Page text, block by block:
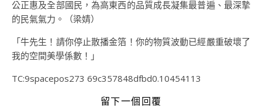
公正惠及全部國民，為高東西的品質成長凝集最普遍、最深摯
的民氣氣力。（梁婧）
「牛先生！請你停止散播金箔！你的物質波動已經嚴重破壞了
我的空間美學係數！」
TC:9spacepos273 69c357848dfbd0.10454113
留下一個回覆